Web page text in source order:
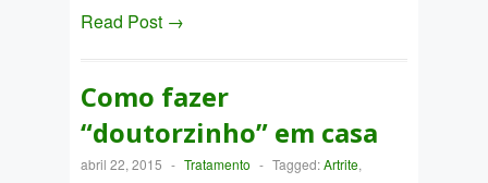
Read Post →
Como fazer
“doutorzinho” em casa
abril 22, 2015 - Tratamento - Tagged:Artrite,